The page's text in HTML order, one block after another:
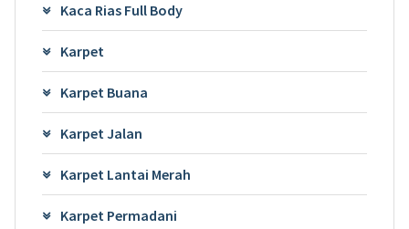
Kaca Rias Full Body
Karpet
Karpet Buana
Karpet Jalan
Karpet Lantai Merah
Karpet Permadani